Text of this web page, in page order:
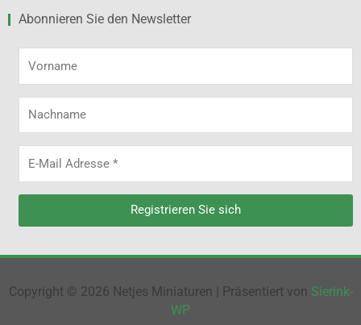
Abonnieren Sie den Newsletter
Mail
Registrieren Sie sich
Copyright © 2026 Netjes Miniaturen | Präsentiert von Sierink-
WP